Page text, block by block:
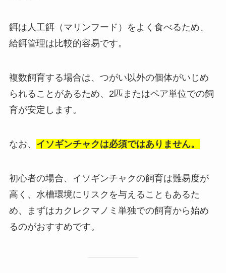
餌は人工餌（マリンフード）をよく食べるため、
給餌管理は比較的容易です。
複数飼育する場合は、つがい以外の個体がいじめ
られることがあるため、2匹またはペア単位での飼
育が安定します。
なお、 イソギンチャクは必須ではありません。
初心者の場合、イソギンチャクの飼育は難易度が
高く、水槽環境にリスクを与えることもあるた
め、まずはカクレクマノミ単独での飼育から始め
るのがおすすめです。